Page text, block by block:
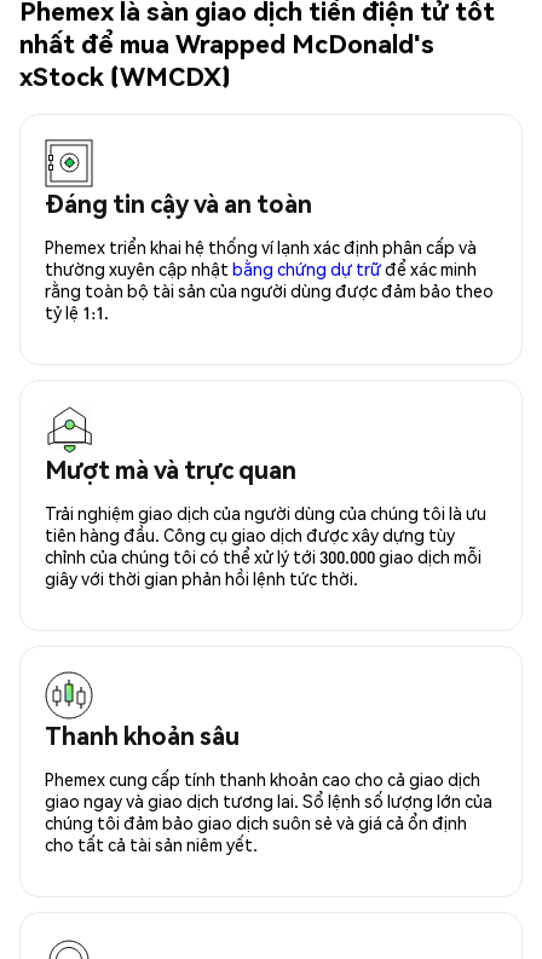
Phemex là sàn giao dịch tiền điện tử tốt
nhất để mua Wrapped McDonald's
xStock (WMCDX)
Đáng tin cậy và an toàn
Phemex triển khai hệ thống ví lạnh xác định phân cấp và
thường xuyên cập nhật bằng chứng dự trữđể xác minh
rằng toàn bộ tài sản của người dùng được đảm bảo theo
tỷ lệ 1:1.
Mượt mà và trực quan
Trải nghiệm giao dịch của người dùng của chúng tôi là ưu
tiên hàng đầu. Công cụ giao dịch được xây dựng tùy
chỉnh của chúng tôi có thể xử lý tới 300.000 giao dịch mỗi
giây với thời gian phản hồi lệnh tức thời.
Thanh khoản sâu
Phemex cung cấp tính thanh khoản cao cho cả giao dịch
giao ngay và giao dịch tương lai. Sổ lệnh số lượng lớn của
chúng tôi đảm bảo giao dịch suôn sẻ và giá cả ổn định
cho tất cả tài sản niêm yết.